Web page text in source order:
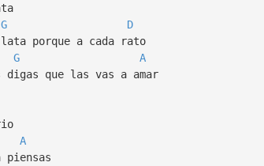
G
D
porque a cada rato
G
A
digas que las vas a amar
A
piensas